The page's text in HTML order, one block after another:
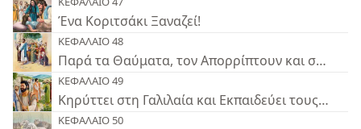
Ένα Κοριτσάκι Ξαναζεί!
ΚΕΦΑΛΑΙΟ 48
Παρά τα Θαύματα, τον Απορρίπτουν και στη
ΚΕΦΑΛΑΙΟ 49
Κηρύττει στη Γαλιλαία και Εκπαιδεύει τους
ΚΕΦΑΛΑΙΟ 50